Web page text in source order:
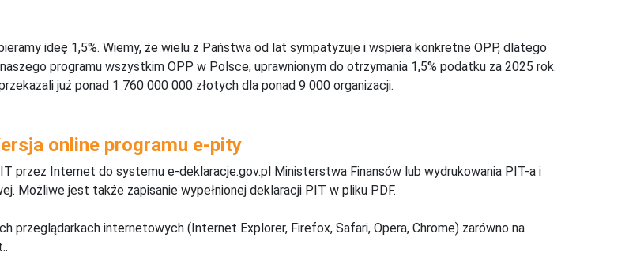
ideę 1,5%. Wiemy, że wielu z Państwa od lat sympatyzuje i wspiera konkretne OPP, dlatego
programu wszystkim OPP w Polsce, uprawnionym do otrzymania 1,5% podatku za 2025 rok.
już ponad 1 760 000 000 złotych dla ponad 9 000 organizacji.
online programu e-pity
przez Internet do systemu e-deklaracje.gov.pl Ministerstwa Finansów lub wydrukowania PIT-a i
Możliwe jest także zapisanie wypełnionej deklaracji PIT w pliku PDF.
przeglądarkach internetowych (Internet Explorer, Firefox, Safari, Opera, Chrome) zarówno na